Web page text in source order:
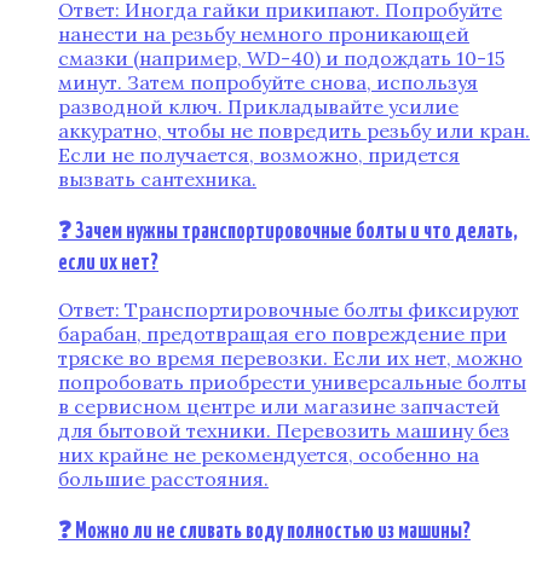
Ответ: Иногда гайки прикипают. Попробуйте
нанести на резьбу немного проникающей
смазки (например, WD-40) и подождать 10-15
минут. Затем попробуйте снова, используя
разводной ключ. Прикладывайте усилие
аккуратно, чтобы не повредить резьбу или кран.
Если не получается, возможно, придется
вызвать сантехника.
❓ Зачем нужны транспортировочные болты и что делать,
если их нет?
Ответ: Транспортировочные болты фиксируют
барабан, предотвращая его повреждение при
тряске во время перевозки. Если их нет, можно
попробовать приобрести универсальные болты
в сервисном центре или магазине запчастей
для бытовой техники. Перевозить машину без
них крайне не рекомендуется, особенно на
большие расстояния.
❓ Можно ли не сливать воду полностью из машины?